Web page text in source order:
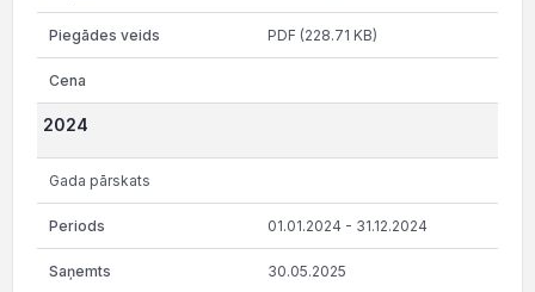
PDF (228.71 KB)
2024
Gada pārskats
01.01.2024 - 31.12.2024
30.05.2025